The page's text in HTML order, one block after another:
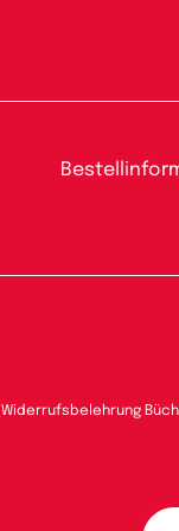
Widerrufsbelehrung